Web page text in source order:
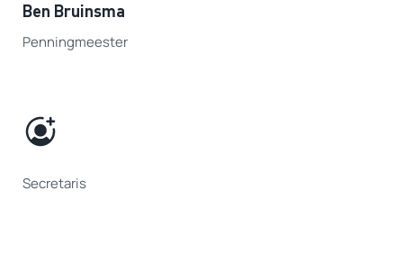
Ben Bruinsma
Penningmeester
Secretaris